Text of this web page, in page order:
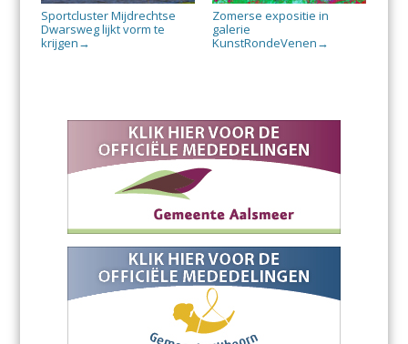
Sportcluster Mijdrechtse
Dwarsweg lijkt vorm te
krijgen →
Zomerse expositie in
galerie
KunstRondeVenen →